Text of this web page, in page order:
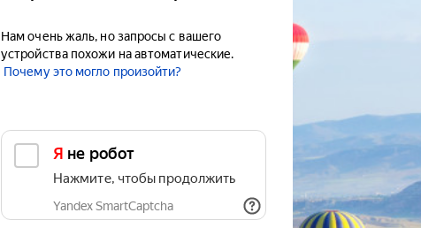
Нам очень жаль, но запросы с вашего
устройства похожи на автоматические.
Почему это могло произойти?
Я не робот
Нажмите, чтобы продолжить
Yandex SmartCaptcha